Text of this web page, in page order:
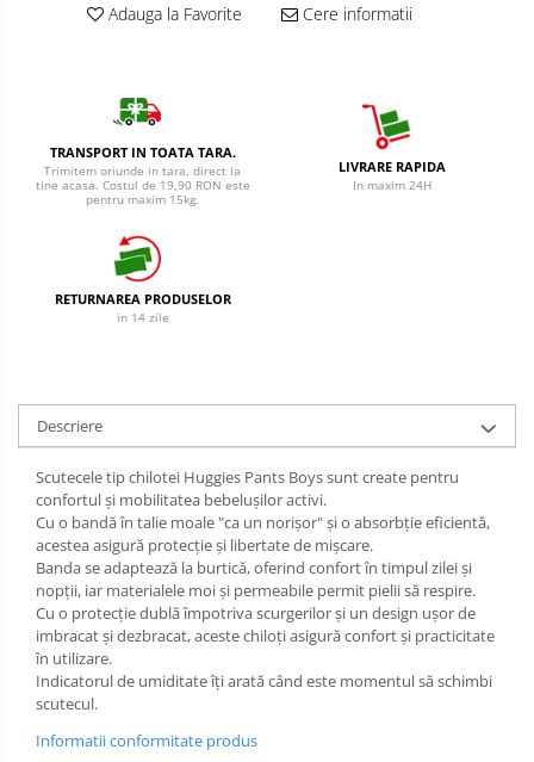
Odorizant Vas WC
Produse Pentru Bucatarie
Detergent Vase Pentru Masina
Detergent Vase Manual
Sare Masina De Spalat
Folie Si Pungi Alimentare
Lavete Si Bureti
Vase Si Accesorii
Diverse pentru bucatarie
Igiena si Dezinfectie
Cif Spray Baie
Detartrant WC
Dezinfectant Baie
Dezinfectant Bucatarie
Dezinfectant Sano
Domestos Verde
Domestos WC
Gel Antibacterian
Apa De Gura
Spuma Si Geluri De Barbierit
Protectie Insecte
Ingrijire Intima
Aparat de ras
Accesorii
Absorbante
Absorbante Zilnice
Tampoane
Benzi Depilatoare
plasture
Adauga la Favorite Cere informatii
TRANSPORT IN TOATA TARA.
Trimitem oriunde in tara, direct la
tine acasa. Costul de 19,90 RON este
pentru maxim 15kg.
LIVRARE RAPIDA
In maxim 24H
RETURNAREA PRODUSELOR
in 14 zile
Descriere
Scutecele tip chilotei Huggies Pants Boys sunt create pentru
confortul și mobilitatea bebelușilor activi.
Cu o bandă în talie moale "ca un norișor" și o absorbție eficientă,
acestea asigură protecție și libertate de mișcare.
Banda se adaptează la burtică, oferind confort în timpul zilei și
nopții, iar materialele moi și permeabile permit pielii să respire.
Cu o protecție dublă împotriva scurgerilor și un design ușor de
imbracat și dezbracat, aceste chiloți asigură confort și practicitate
în utilizare.
Indicatorul de umiditate îți arată când este momentul să schimbi
scutecul.
Informatii conformitate produs